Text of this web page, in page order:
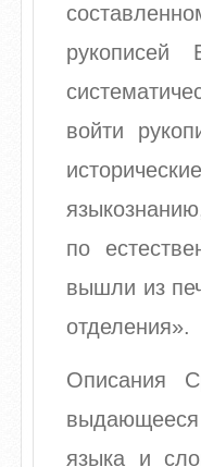
рукописей
войти
по
вышли из
отделения».
Описания
выдающееся
языка и